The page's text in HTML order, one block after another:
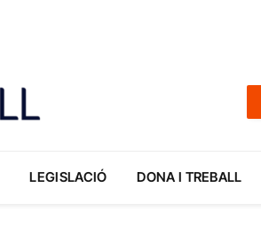
LEGISLACIÓ DONA I TREBALL